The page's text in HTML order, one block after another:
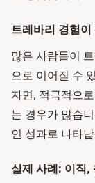
트레바리 경험
많은 사람들이
으로 이어질 수
자면, 적극적으
는 경우가 많습
인 성과로 나타
실제 사례: 이직,